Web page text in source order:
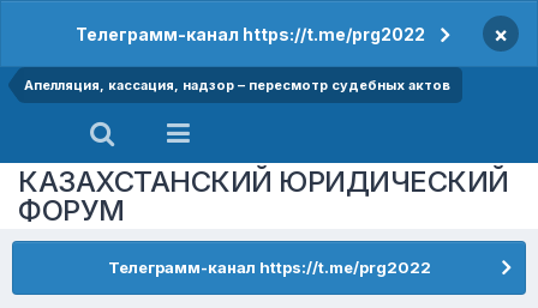
Телеграмм-канал https://t.me/prg2022 ×
Апелляция, кассация, надзор – пересмотр судебных актов
КАЗАХСТАНСКИЙ ЮРИДИЧЕСКИЙ
ФОРУМ
Телеграмм-канал https://t.me/prg2022